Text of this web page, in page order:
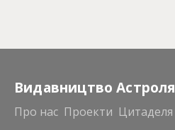
Видавництво
Про нас Проекти Цитаделя